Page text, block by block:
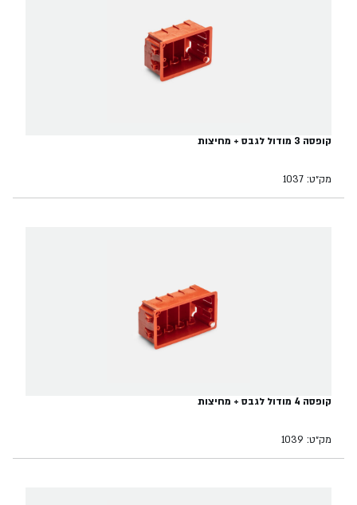
קופסה 3 מודול לגבס + מחיצות
מק״ט: 1037
קופסה 4 מודול לגבס + מחיצות
מק״ט: 1039